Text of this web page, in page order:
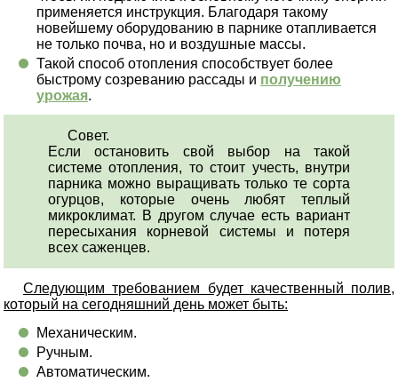
применяется инструкция. Благодаря такому
новейшему оборудованию в парнике отапливается
не только почва, но и воздушные массы.
Такой способ отопления способствует более
быстрому созреванию рассады и получению
урожая.
Совет.
Если остановить свой выбор на такой
системе отопления, то стоит учесть, внутри
парника можно выращивать только те сорта
огурцов, которые очень любят теплый
микроклимат. В другом случае есть вариант
пересыхания корневой системы и потеря
всех саженцев.
Следующим требованием будет качественный полив,
который на сегодняшний день может быть:
Механическим.
Ручным.
Автоматическим.